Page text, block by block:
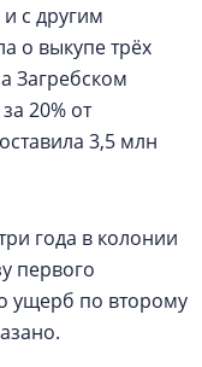
с другим
о выкупе трёх
Загребском
20% от
3,5 млн
года в колонии
первого
ущерб по второму